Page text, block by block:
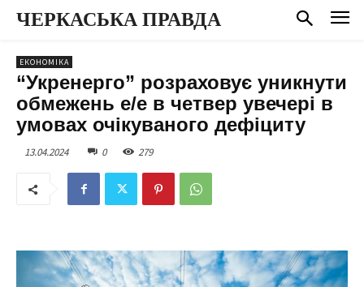
ЧЕРКАСЬКА ПРАВДА
ЕКОНОМІКА
“Укренерго” розраховує уникнути
обмежень е/е в четвер увечері в
умовах очікуваного дефіциту
13.04.2024 0 279